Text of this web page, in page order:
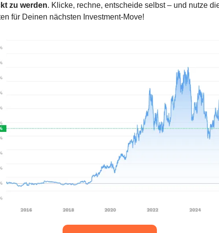
zu werden. Klicke, rechne, entscheide selbst – und nutze
für Deinen nächsten Investment-Move!